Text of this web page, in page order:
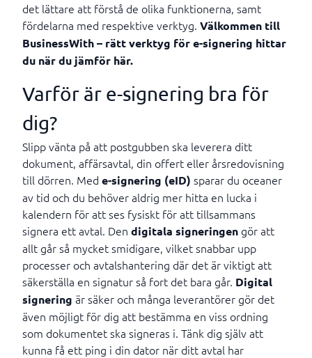
det lättare att förstå de olika funktionerna, samt
fördelarna med respektive verktyg. Välkommen till
BusinessWith – rätt verktyg för e-signering hittar
du när du jämför här.
Varför är e-signering bra för
dig?
Slipp vänta på att postgubben ska leverera ditt
dokument, affärsavtal, din offert eller årsredovisning
till dörren. Med e-signering (eID) sparar du oceaner
av tid och du behöver aldrig mer hitta en lucka i
kalendern för att ses fysiskt för att tillsammans
signera ett avtal. Den digitala signeringen gör att
allt går så mycket smidigare, vilket snabbar upp
processer och avtalshantering där det är viktigt att
säkerställa en signatur så fort det bara går. Digital
signering är säker och många leverantörer gör det
även möjligt för dig att bestämma en viss ordning
som dokumentet ska signeras i. Tänk dig själv att
kunna få ett ping i din dator när ditt avtal har